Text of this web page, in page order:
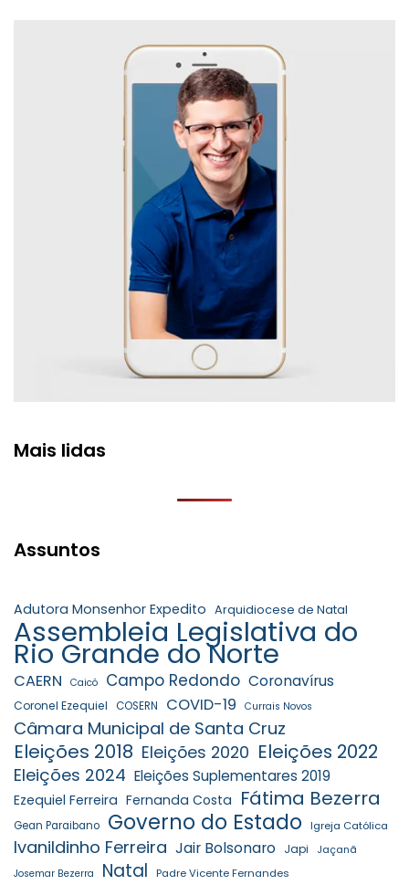
Mais lidas
Assuntos
Adutora Monsenhor Expedito Arquidiocese de Natal
Assembleia Legislativa do
Rio Grande do Norte
CAERN Caicó Campo Redondo Coronavírus
Coronel Ezequiel COSERN COVID-19 Currais Novos
Câmara Municipal de Santa Cruz
Eleições 2018 Eleições 2020 Eleições 2022
Eleições 2024 Eleições Suplementares 2019
Ezequiel Ferreira Fernanda Costa Fátima Bezerra
Gean Paraibano Governo do Estado Igreja Católica
Ivanildinho Ferreira Jair Bolsonaro Japi Jaçanã
Josemar Bezerra Natal Padre Vicente Fernandes